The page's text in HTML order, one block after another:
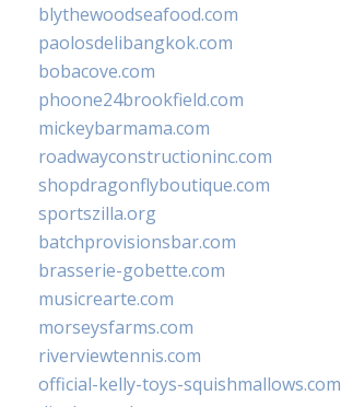
blythewoodseafood.com
paolosdelibangkok.com
bobacove.com
phoone24brookfield.com
mickeybarmama.com
roadwayconstructioninc.com
shopdragonflyboutique.com
sportszilla.org
batchprovisionsbar.com
brasserie-gobette.com
musicrearte.com
morseysfarms.com
riverviewtennis.com
official-kelly-toys-squishmallows.com